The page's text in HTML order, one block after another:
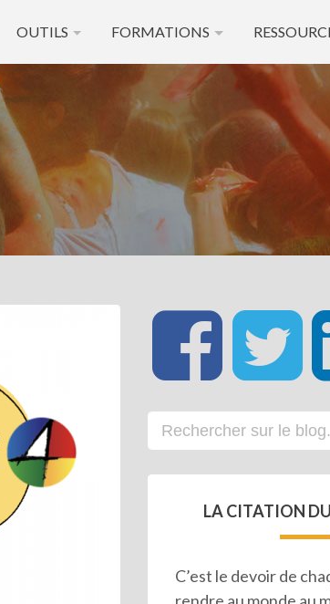
OUTILS FORMATIONS
LA CITATION
C’est le devoir de